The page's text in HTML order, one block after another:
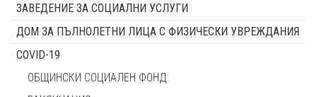
ЗАВЕДЕНИЕ ЗА СОЦИАЛНИ УСЛУГИ
ДОМ ЗА ПЪЛНОЛЕТНИ ЛИЦА С ФИЗИЧЕСКИ УВРЕЖДАНИЯ
COVID-19
ОБЩИНСКИ СОЦИАЛЕН ФОНД